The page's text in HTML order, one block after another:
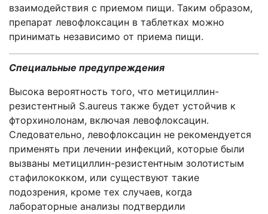
взаимодействия с приемом пищи. Таким образом,
препарат левофлоксацин в таблетках можно
принимать независимо от приема пищи.
Специальные предупреждения
Высока вероятность того, что метициллин-
резистентный S.aureus также будет устойчив к
фторхинолонам, включая левофлоксацин.
Следовательно, левофлоксацин не рекомендуется
применять при лечении инфекций, которые были
вызваны метициллин-резистентным золотистым
стафилококком, или существуют такие
подозрения, кроме тех случаев, когда
лабораторные анализы подтвердили